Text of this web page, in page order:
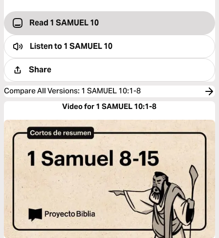
Read 1 SAMUEL 10
Listen to1 SAMUEL 10
Share
Compare All Versions: 1 SAMUEL 10:1-8
Video for 1 SAMUEL 10:1-8